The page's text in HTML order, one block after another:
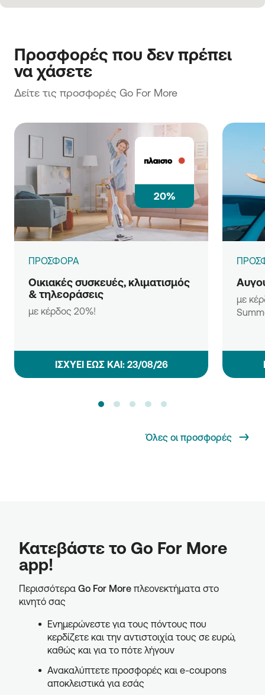
Προσφορές που δεν πρέπει
να χάσετε
Δείτε τις προσφορές Go For More
20%
ΠΡΟΣΦΟΡΑ
Οικιακές συσκευές, κλιματισμός
& τηλεοράσεις
με κέρδος 20%!
ΙΣΧΥΕΙ ΕΩΣ ΚΑΙ: 23/08/26
με
Όλες οι προσφορές
Κατεβάστε το Go For More
app!
Περισσότερα Go For More πλεονεκτήματα στο
κινητό σας
Ενημερώνεστε για τους πόντους που
κερδίζετε και την αντιστοιχία τους σε ευρώ,
καθώς και για το πότε λήγουν
Ανακαλύπτετε προσφορές και e-coupons
αποκλειστικά για εσάς